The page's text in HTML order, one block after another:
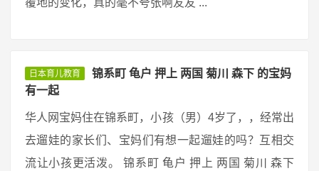
覆地的变化，真的毫不夸张啊友友 ...
日本育儿教育
锦系町 龟户 押上 两国 菊川 森下 的宝妈
有一起
华人网宝妈住在锦系町，小孩（男）4岁了，，经常出
去遛娃的家长们、宝妈们有想一起遛娃的吗？互相交
流让小孩更活泼。 锦系町 龟户 押上 两国 菊川 森下